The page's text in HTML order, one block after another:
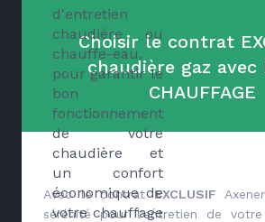
d'entretien
chaudière ou
chauffe-eau,
pour garantir le
bon
fonctionnement
de votre
chaudière et
un confort
économique de
votre chauffage
Choisir le contrat
chaudière gaz avec
CHAUFFAGE
Avec le contratEXCLUSIF
sérénité pour l'entretien de votre